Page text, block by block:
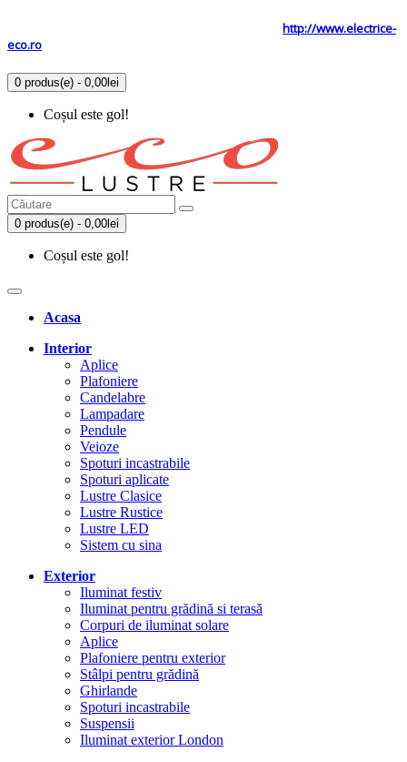
http://www.electrice-
eco.ro
0 produs(e) - 0,00lei
Coșul este gol!
0 produs(e) - 0,00lei
Coșul este gol!
Acasa
Interior
Aplice
Plafoniere
Candelabre
Lampadare
Pendule
Veioze
Spoturi incastrabile
Spoturi aplicate
Lustre Clasice
Lustre Rustice
Lustre LED
Sistem cu sina
Exterior
Iluminat festiv
Iluminat pentru grădină si terasă
Corpuri de iluminat solare
Aplice
Plafoniere pentru exterior
Stâlpi pentru grădină
Ghirlande
Spoturi incastrabile
Suspensii
Iluminat exterior London